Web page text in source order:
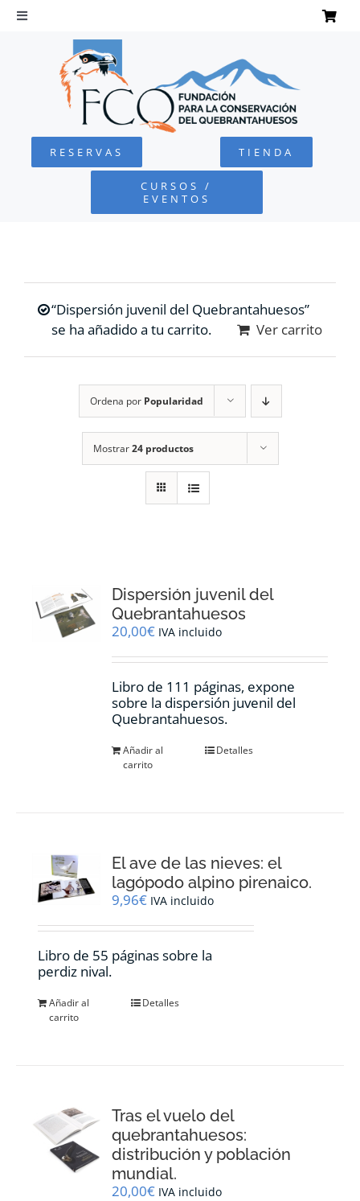
Saltar
Toggle
Navigation
QUEBRANTAHUESOS
FUNDACIÓN
COLABORA
RESERVAS TIENDA
CURSOS /
EVENTOS
“Dispersión juvenil del Quebrantahuesos”
se ha añadido a tu carrito.
Ver carrito
Ordena por Popularidad
Mostrar24 productos
Dispersión juvenil del
Quebrantahuesos
20,00€ IVA incluido
Libro de 111 páginas, expone
sobre la dispersión juvenil del
Quebrantahuesos.
Añadir al
carrito
Detalles
El ave de las nieves: el
lagópodo alpino pirenaico.
9,96€ IVA incluido
Libro de 55 páginas sobre la
perdiz nival.
Añadir al
carrito
Detalles
Tras el vuelo del
quebrantahuesos:
distribución y población
mundial.
20,00€ IVA incluido